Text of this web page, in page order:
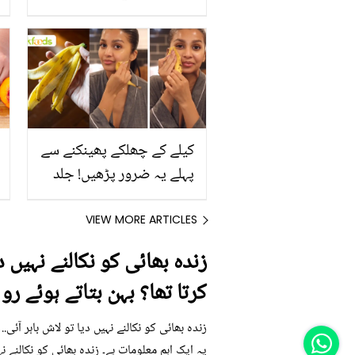
کیلے کے چھلکے پھینکنے سے
پہلے یہ ضرور پڑھیں! جلد
اور قدرتی حل
VIEW MORE ARTICLES
زندہ بھائی کو نکالنے
کرتا تھا؟ بہن بتاتے ہوئے
زندہ بھائی کو نکالنے نہیں دیا تو لاش باہر
یہ ایک اہم معلومات ہے۔ زندہ بھائی کو